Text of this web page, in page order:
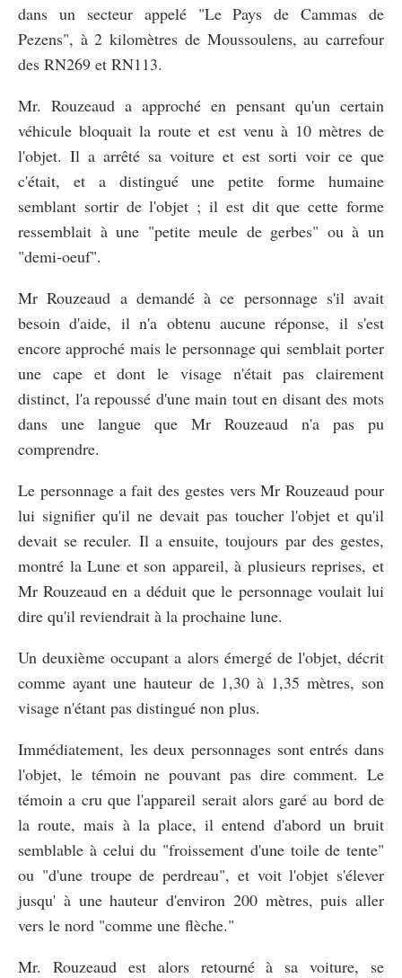
dans un secteur appelé "Le Pays de Cammas de
Pezens", à 2 kilomètres de Moussoulens, au carrefour
des RN269 et RN113.
Mr. Rouzeaud a approché en pensant qu'un certain
véhicule bloquait la route et est venu à 10 mètres de
l'objet. Il a arrêté sa voiture et est sorti voir ce que
c'était, et a distingué une petite forme humaine
semblant sortir de l'objet ; il est dit que cette forme
ressemblait à une "petite meule de gerbes" ou à un
"demi-oeuf".
Mr Rouzeaud a demandé à ce personnage s'il avait
besoin d'aide, il n'a obtenu aucune réponse, il s'est
encore approché mais le personnage qui semblait porter
une cape et dont le visage n'était pas clairement
distinct, l'a repoussé d'une main tout en disant des mots
dans une langue que Mr Rouzeaud n'a pas pu
comprendre.
Le personnage a fait des gestes vers Mr Rouzeaud pour
lui signifier qu'il ne devait pas toucher l'objet et qu'il
devait se reculer. Il a ensuite, toujours par des gestes,
montré la Lune et son appareil, à plusieurs reprises, et
Mr Rouzeaud en a déduit que le personnage voulait lui
dire qu'il reviendrait à la prochaine lune.
Un deuxième occupant a alors émergé de l'objet, décrit
comme ayant une hauteur de 1,30 à 1,35 mètres, son
visage n'étant pas distingué non plus.
Immédiatement, les deux personnages sont entrés dans
l'objet, le témoin ne pouvant pas dire comment. Le
témoin a cru que l'appareil serait alors garé au bord de
la route, mais à la place, il entend d'abord un bruit
semblable à celui du "froissement d'une toile de tente"
ou "d'une troupe de perdreau", et voit l'objet s'élever
jusqu' à une hauteur d'environ 200 mètres, puis aller
vers le nord "comme une flèche."
Mr. Rouzeaud est alors retourné à sa voiture, se